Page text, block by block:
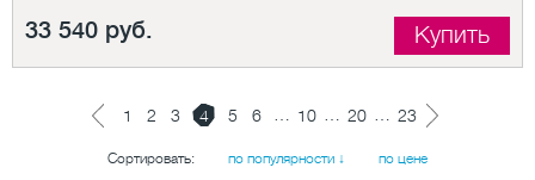
33 540 руб. Купить
1 2 3 4 5 6 10 20 23
Сортировать: по популярности ↓ по цене